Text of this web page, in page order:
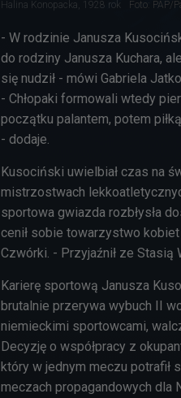
Halina Konopacka, 1928 rok Foto: PAP/
- W rodzinie Janusza
do rodziny Janusza Kuchara,
się nudził - mówi Gabriela
- Chłopaki formowali wtedy
początku palantem, potem
- dodaje.
Kusociński uwielbiał czas na
mistrzostwach
sportowa gwiazda rozbłysła
cenił sobie towarzystwo
Czwórki. - Przyjaźnił ze Stasią
Karierę sportową Janusza
brutalnie przerywa wybuch II
niemieckimi sportowcami,
Decyzję o współpracy z
który w jednym meczu potrafił
meczach propagandowych dla